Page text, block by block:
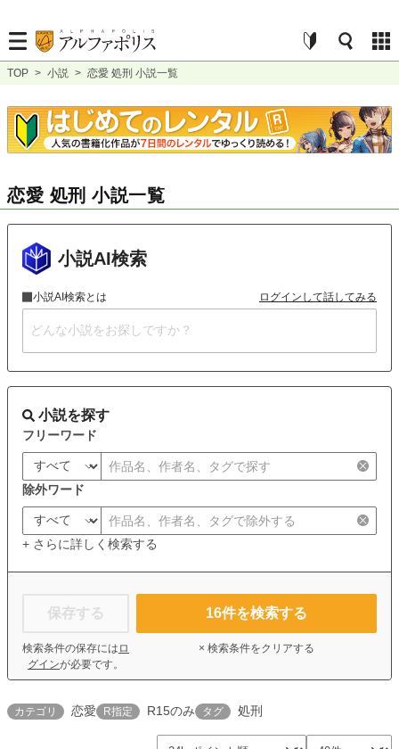
TOP > 小説 > 恋愛 処刑 小説一覧
恋愛 処刑 小説一覧
小説AI検索
小説AI検索とは ログインして話してみる
小説を探す
フリーワード
除外ワード
+ さらに詳しく検索する
保存する
検索条件の保存には ロ
グインが必要です。
16件を検索する
× 検索条件をクリアする
カテゴリ 恋愛 R指定 R15のみ タグ 処刑